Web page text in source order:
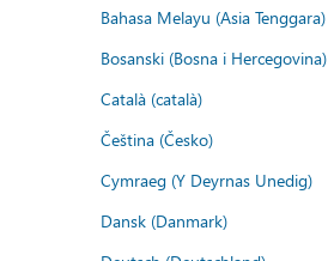
Bahasa Melayu (Asia Tenggara)
Bosanski (Bosna i Hercegovina)
Català (català)
Čeština (Česko)
Cymraeg (Y Deyrnas Unedig)
Dansk (Danmark)